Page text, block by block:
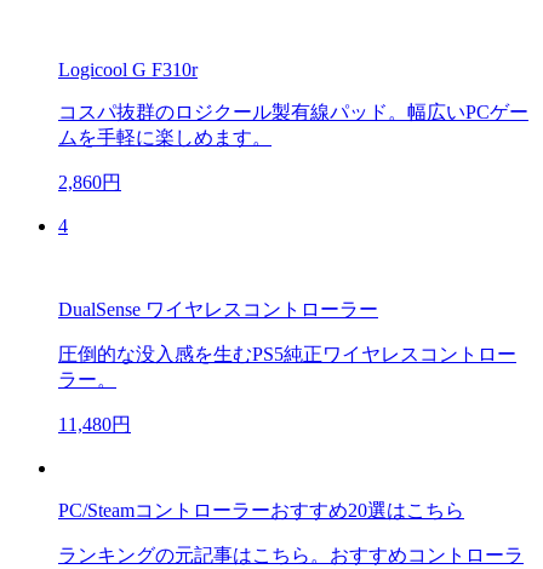
Logicool G F310r
コスパ抜群のロジクール製有線パッド。幅広いPCゲー
ムを手軽に楽しめます。
2,860円
4
DualSense ワイヤレスコントローラー
圧倒的な没入感を生むPS5純正ワイヤレスコントロー
ラー。
11,480円
PC/Steamコントローラーおすすめ20選はこちら
ランキングの元記事はこちら。おすすめコントローラ